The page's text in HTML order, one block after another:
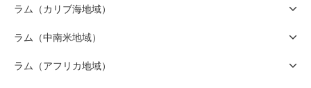
ラム（カリブ海地域）
ラム（中南米地域）
ラム（アフリカ地域）